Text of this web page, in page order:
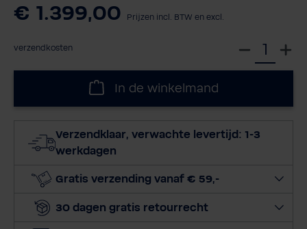
€ 1.399,00 Prijzen incl. BTW en excl.
verzendkosten
c
r
o
In de winkelmand
Verzendklaar, verwachte levertijd: 1-3
werkdagen
Gratis verzending vanaf € 59,-
30 dagen gratis retourrecht